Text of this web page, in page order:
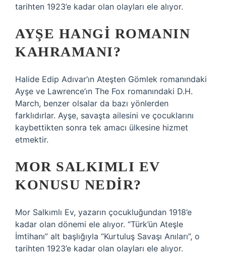
tarihten 1923’e kadar olan olayları ele alıyor.
AYŞE HANGI ROMANIN
KAHRAMANI?
Halide Edip Adıvar’ın Ateşten Gömlek romanındaki
Ayşe ve Lawrence’ın The Fox romanındaki D.H.
March, benzer olsalar da bazı yönlerden
farklıdırlar. Ayşe, savaşta ailesini ve çocuklarını
kaybettikten sonra tek amacı ülkesine hizmet
etmektir.
MOR SALKIMLI EV
KONUSU NEDIR?
Mor Salkımlı Ev, yazarın çocukluğundan 1918’e
kadar olan dönemi ele alıyor. “Türk’ün Ateşle
İmtihanı” alt başlığıyla “Kurtuluş Savaşı Anıları”, o
tarihten 1923’e kadar olan olayları ele alıyor.